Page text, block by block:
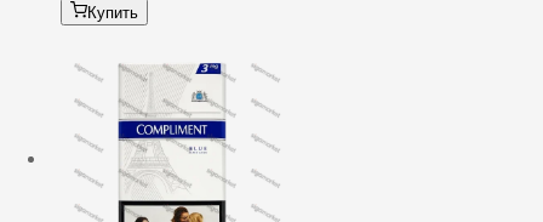
Купить